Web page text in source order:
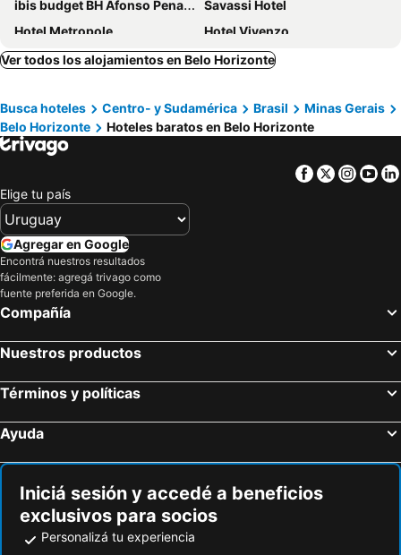
ibis budget BH Afonso Pena Savassi
Savassi Hotel
Hotel Metropole
Hotel Vivenzo
Hotel Boulevard Plaza
Royal Collection Savassi
Normandy Hotel
Sul America Palace Hotel
Samba Belo Horizonte Centro Allia Gran Pampulha Suites
Ibis Belo Horizonte Savassi
Sesc Venda Nova
Ver todos los alojamientos en Belo Horizonte
Busca hoteles Centro- y Sudamérica Brasil
Minas Gerais
Belo Horizonte
Hoteles baratos en Belo Horizonte
Facebook
Twitter
Elige tu país
Agregar en Google
Encontrá nuestros resultados
fácilmente: agregá trivago como
fuente preferida en Google.
Compañía
Nuestros productos
Términos y políticas
Ayuda
Iniciá sesión y accedé a beneficios
exclusivos para socios
Personalizá tu experiencia